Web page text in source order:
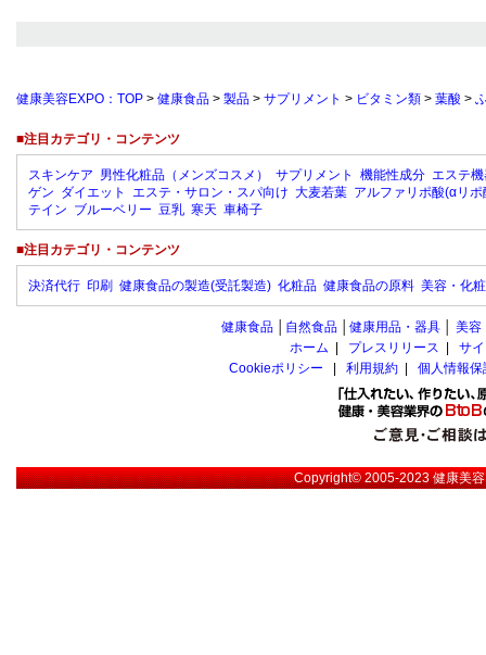
健康美容EXPO：TOP > 健康食品 > 製品 > サプリメント > ビタミン類 > 葉酸 >
■注目カテゴリ・コンテンツ
スキンケア 男性化粧品（メンズコスメ） サプリメント 機能性成分 エステ
ゲン ダイエット エステ・サロン・スパ向け 大麦若葉 アルファリポ酸(αリポ
テイン ブルーベリー 豆乳 寒天 車椅子
■注目カテゴリ・コンテンツ
決済代行 印刷 健康食品の製造(受託製造) 化粧品 健康食品の原料 美容・化
健康食品 自然食品 健康用品・器具 美容
ホーム
プレスリリース
サ
Cookieポリシー
利用規約 個人情報
Copyright© 2005-2023健康美